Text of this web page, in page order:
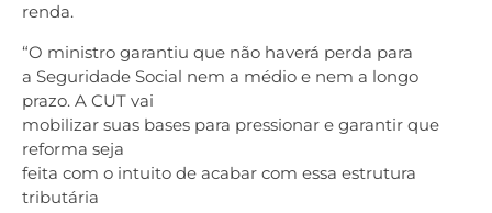
renda.
“O ministro garantiu que não haverá perda para
a Seguridade Social nem a médio e nem a longo
prazo. A CUT vai
mobilizar suas bases para pressionar e garantir que
reforma seja
feita com o intuito de acabar com essa estrutura
tributária